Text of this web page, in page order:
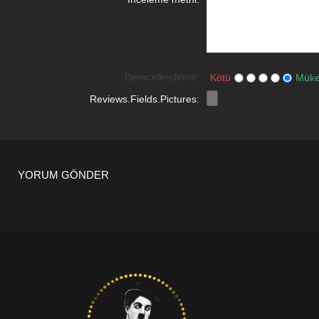
Derecelendirme: Kötü
Reviews.Fields.Pictures:
YORUM GÖNDER